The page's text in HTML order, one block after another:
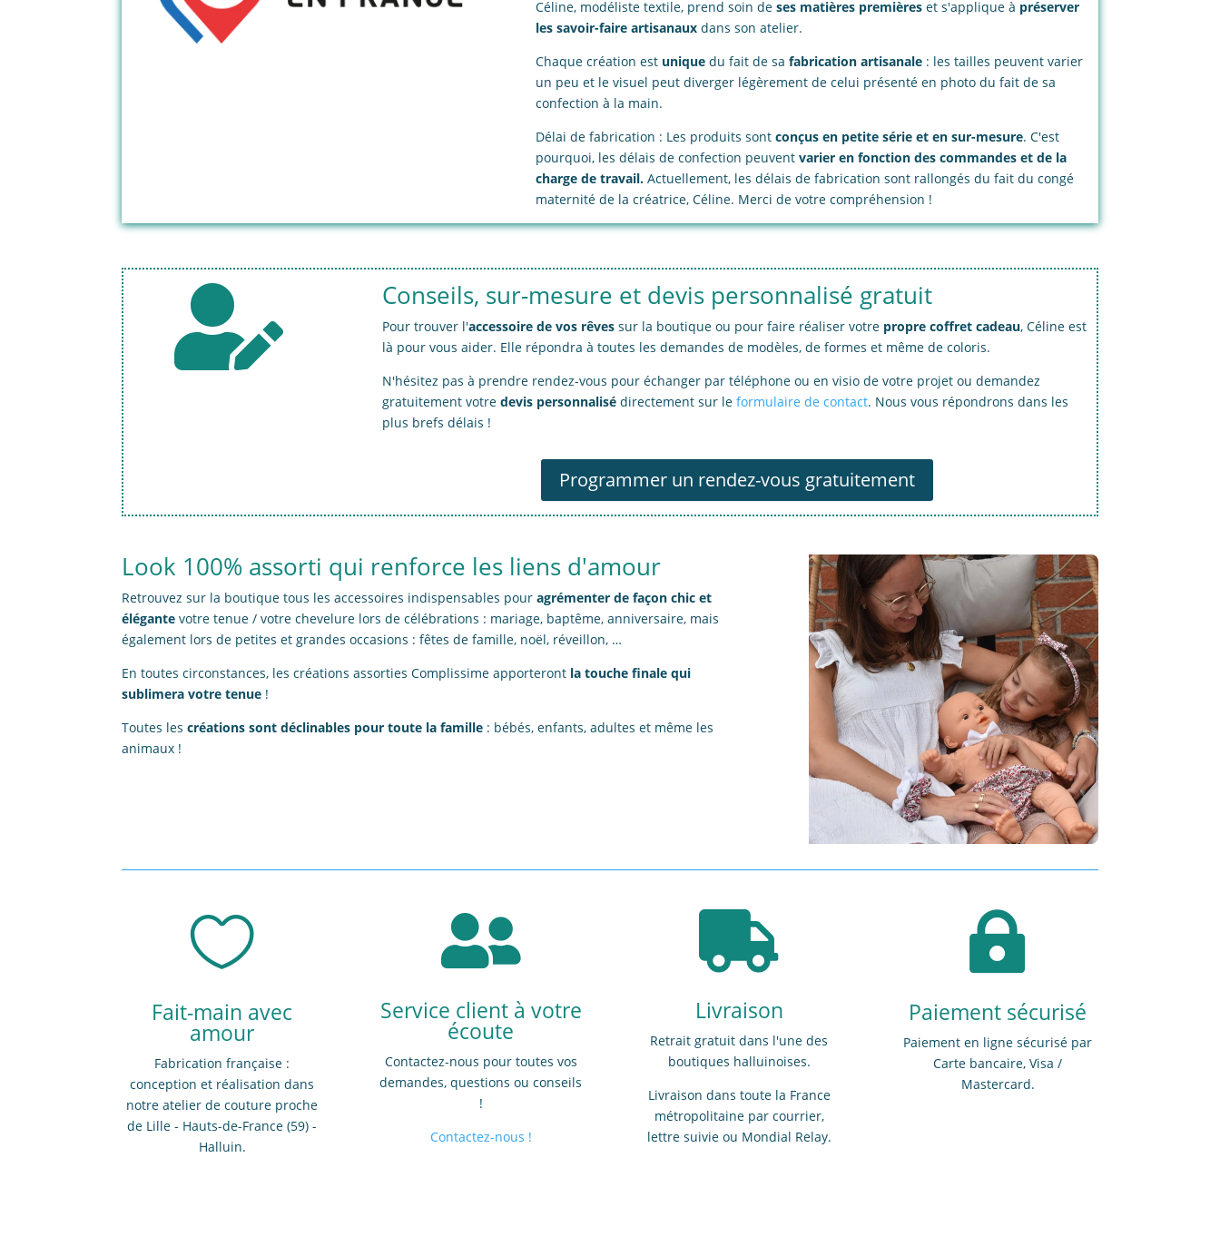
Céline, modéliste textile, prend soin deses matières premièreset s'applique à préserver
les savoir-faire artisanaux dans son atelier.
Chaque création est unique du fait de safabrication artisanale : les tailles peuvent varier
un peu et le visuel peut diverger légèrement de celui présenté en photo du fait de sa
confection à la main.
Délai de fabrication : Les produits sontconçus en petite série et en sur-mesure. C'est
pourquoi, les délais de confection peuventvarier en fonction des commandes et de la
charge de travail. Actuellement, les délais de fabrication sont rallongés du fait du congé
maternité de la créatrice, Céline. Merci de votre compréhension !
 Conseils, sur-mesure et devis personnalisé gratuit
Pour trouver l'accessoire de vos rêves sur la boutique ou pour faire réaliser votre propre coffret cadeau, Céline est
là pour vous aider. Elle répondra à toutes les demandes de modèles, de formes et même de coloris.
N'hésitez pas à prendre rendez-vous pour échanger par téléphone ou en visio de votre projet ou demandez
gratuitement votredevis personnalisé directement sur leformulaire de contact. Nous vous répondrons dans les
plus brefs délais !
Programmer un rendez-vous gratuitement
Look 100% assorti qui renforce les liens d'amour
Retrouvez sur la boutique tous les accessoires indispensables pour agrémenter de façon chic et
élégante votre tenue / votre chevelure lors de célébrations : mariage, baptême, anniversaire, mais
également lors de petites et grandes occasions : fêtes de famille, noël, réveillon, …
En toutes circonstances, les créations assorties Complissime apporteront la touche finale qui
sublimera votre tenue !
Toutes les créations sont déclinables pour toute la famille : bébés, enfants, adultes et même les
animaux !

Fait-main avec
amour
Fabrication française :
conception et réalisation dans
notre atelier de couture proche
de Lille - Hauts-de-France (59) -
Halluin.

Service client à votre
écoute
Contactez-nous pour toutes vos
demandes, questions ou conseils
!
Contactez-nous !

Livraison
Retrait gratuit dans l'une des
boutiques halluinoises.
Livraison dans toute la France
métropolitaine par courrier,
lettre suivie ou Mondial Relay.

Paiement sécurisé
Paiement en ligne sécurisé par
Carte bancaire, Visa /
Mastercard.